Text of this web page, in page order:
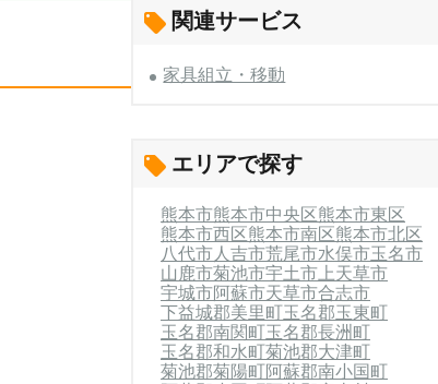
関連サービス
家具組立・移動
エリアで探す
熊本市熊本市中央区熊本市東区
熊本市西区熊本市南区熊本市北区
八代市人吉市荒尾市水俣市玉名市
山鹿市菊池市宇土市上天草市
宇城市阿蘇市天草市合志市
下益城郡美里町玉名郡玉東町
玉名郡南関町玉名郡長洲町
玉名郡和水町菊池郡大津町
菊池郡菊陽町阿蘇郡南小国町